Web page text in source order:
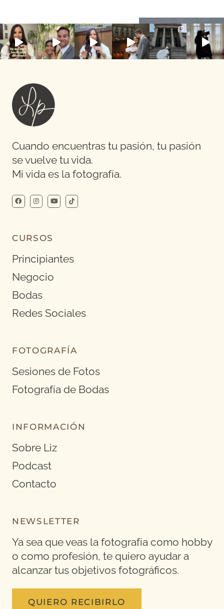
Cuando encuentras tu pasión, tu pasión
se vuelve tu vida.
Mi vida es la fotografía.
CURSOS
Principiantes
Negocio
Bodas
Redes Sociales
FOTOGRAFÍA
Sesiones de Fotos
Fotografía de Bodas
INFORMACIÓN
Sobre Liz
Podcast
Contacto
NEWSLETTER
Ya sea que veas la fotografía como hobby
o como profesión, te quiero ayudar a
alcanzar tus objetivos fotográficos.
QUIERO RECIBIRLO